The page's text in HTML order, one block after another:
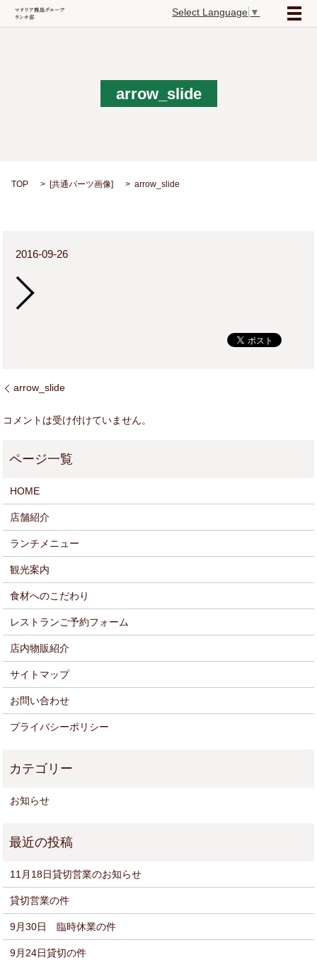
Select Language ▼
メ
arrow_slide
TOP [共通パーツ画像] arrow_slide
2016-09-26
arrow_slide
コメントは受け付けていません。
HOME
店舗紹介
ランチメニュー
観光案内
食材へのこだわり
レストランご予約フォーム
店内物販紹介
サイトマップ
お問い合わせ
プライバシーポリシー
お知らせ
11月18日貸切営業のお知らせ
貸切営業の件
9月30日 臨時休業の件
9月24日貸切の件